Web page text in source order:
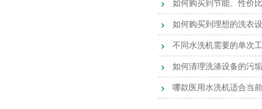
如何购买到节能、性价
如何购买到理想的洗衣
不同水洗机需要的单次
如何清理洗涤设备的污垢
哪款医用水洗机适合当